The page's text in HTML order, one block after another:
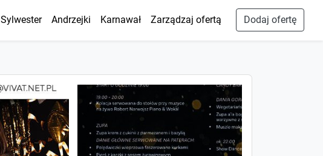
Sylwester Andrzejki Karnawał Zarządzaj ofertą Dodaj ofertę